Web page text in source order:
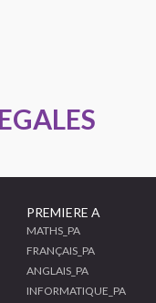
PREMIERE A
MATHS_PA
FRANÇAIS_PA
ANGLAIS_PA
INFORMATIQUE_PA